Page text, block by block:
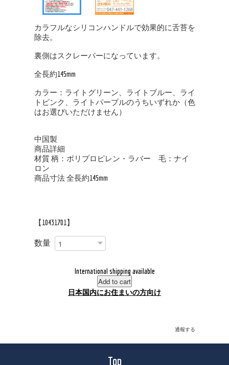
カラフルなシリコンハンドルで効果的に舌苔を
除去。
裏側はスクレーパーになっています。
全長約145mm
カラー：ライトグリーン、ライトブルー、ライ
トピンク、ライトパープルのうちいずれか（色
はお選びいただけません）
中国製
商品詳細
材質 柄：ポリプロピレン・ラバー 毛：ナイ
ロン
商品寸法 全長約145mm
【10431701】
数量
International shipping available
Add to cart
日本国内にお住まいの方向け
通報する
Top